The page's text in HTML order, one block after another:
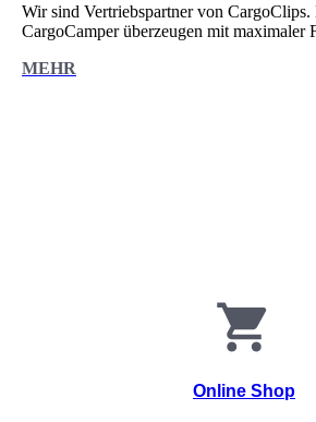
Wir sind Vertriebspartner von
CargoCamper überzeugen mit maximaler
MEHR
Online Shop